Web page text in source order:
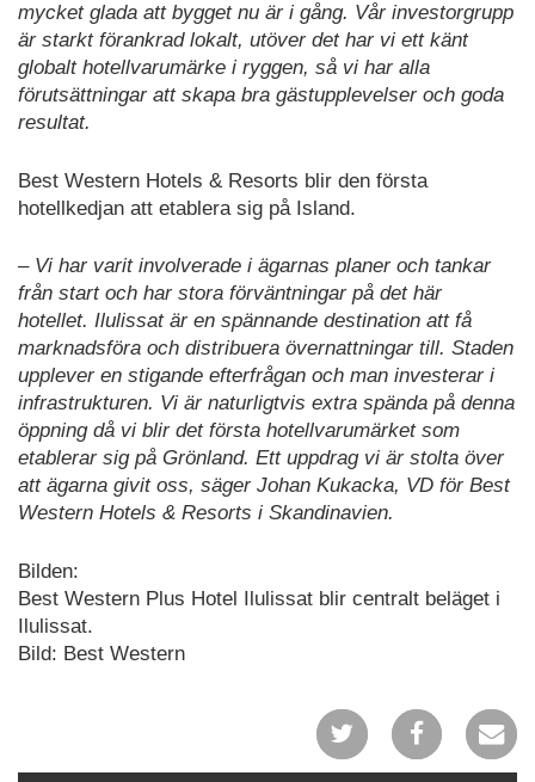
mycket glada att bygget nu är i gång. Vår investorgrupp
är starkt förankrad lokalt, utöver det har vi ett känt
globalt hotellvarumärke i ryggen, så vi har alla
förutsättningar att skapa bra gästupplevelser och goda
resultat.
Best Western Hotels & Resorts blir den första
hotellkedjan att etablera sig på Island.
– Vi har varit involverade i ägarnas planer och tankar
från start och har stora förväntningar på det här
hotellet. Ilulissat är en spännande destination att få
marknadsföra och distribuera övernattningar till. Staden
upplever en stigande efterfrågan och man investerar i
infrastrukturen. Vi är naturligtvis extra spända på denna
öppning då vi blir det första hotellvarumärket som
etablerar sig på Grönland. Ett uppdrag vi är stolta över
att ägarna givit oss, säger Johan Kukacka, VD för Best
Western Hotels & Resorts i Skandinavien.
Bilden:
Best Western Plus Hotel Ilulissat blir centralt beläget i
Ilulissat.
Bild: Best Western